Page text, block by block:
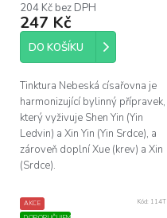
204 Kč bez DPH
247 Kč
DO KOŠÍKU
Tinktura Nebeská císařovna je
harmonizující bylinný přípravek,
který vyživuje Shen Yin (Yin
Ledvin) a Xin Yin (Yin Srdce), a
zároveň doplní Xue (krev) a Xin
(Srdce).
AKCE
Kód: 114T